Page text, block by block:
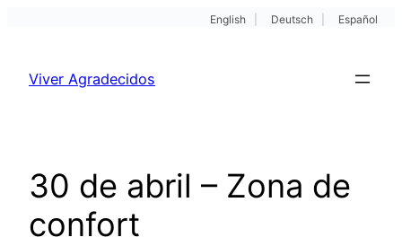
English Deutsch Español
Viver Agradecidos
30 de abril – Zona de
confort